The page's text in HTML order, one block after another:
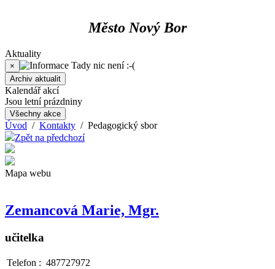
Město Nový Bor
Aktuality
× Tady nic není :-(
Archiv aktualit
Kalendář akcí
Jsou letní prázdniny
Všechny akce
Úvod / Kontakty / Pedagogický sbor
Zpět na předchozí
Mapa webu
Zemancová Marie, Mgr.
učitelka
Telefon : 487727972